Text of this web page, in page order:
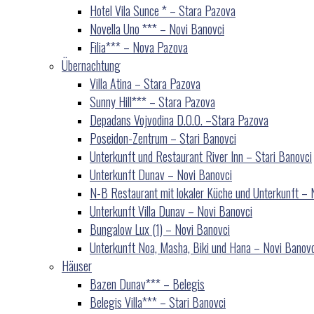
Hotel Vila Sunce * – Stara Pazova
Novella Uno *** – Novi Banovci
Filia*** – Nova Pazova
Übernachtung
Villa Atina – Stara Pazova
Sunny Hill*** – Stara Pazova
Depadans Vojvodina D.O.O. –Stara Pazova
Poseidon-Zentrum – Stari Banovci
Unterkunft und Restaurant River Inn – Stari Banovci
Unterkunft Dunav – Novi Banovci
N-B Restaurant mit lokaler Küche und Unterkunft –
Unterkunft Villa Dunav – Novi Banovci
Bungalow Lux (1) – Novi Banovci
Unterkunft Noa, Masha, Biki und Hana – Novi
Häuser
Bazen Dunav*** – Belegis
Belegis Villa*** – Stari Banovci